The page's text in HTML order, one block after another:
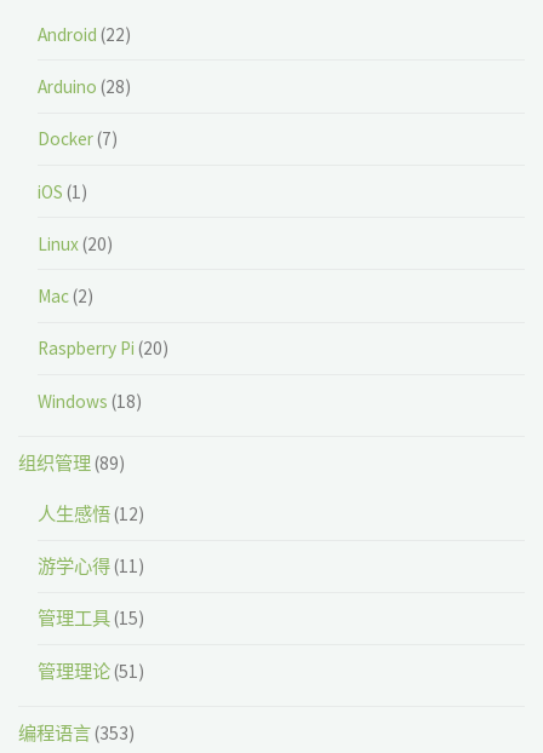
Android (22)
Arduino (28)
Docker(7)
iOS (1)
Linux(20)
Mac(2)
Raspberry Pi (20)
Windows (18)
组织管理(89)
人生感悟(12)
游学心得(11)
管理工具(15)
管理理论(51)
编程语言(353)